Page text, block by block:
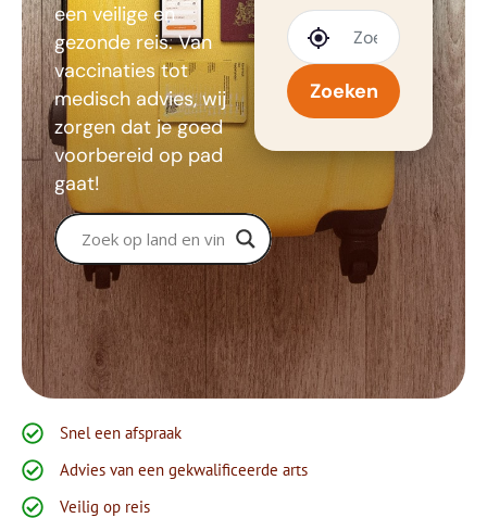
een veilige en
gezonde reis. Van
vaccinaties tot
medisch advies, wij
zorgen dat je goed
voorbereid op pad
gaat!
Zoeken
Snel een afspraak
Advies van een gekwalificeerde arts
Veilig op reis